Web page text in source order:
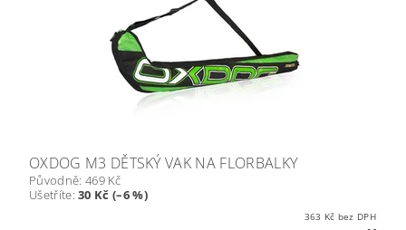
OXDOG M3 DĚTSKÝ VAK NA FLORBALKY
Původně: 469 Kč
Ušetříte:30 Kč (–6 %)
363 Kč bez DPH